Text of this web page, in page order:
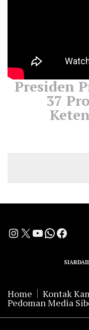
Presiden
37
Instagram
X YouTube
Home Kontak
Pedoman Media